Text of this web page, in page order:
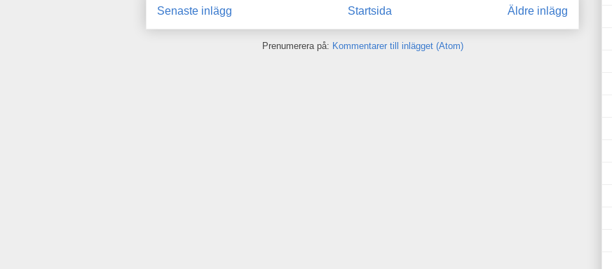
Senaste inlägg Äldre inlägg
Startsida
Prenumerera på: Kommentarer till inlägget (Atom)